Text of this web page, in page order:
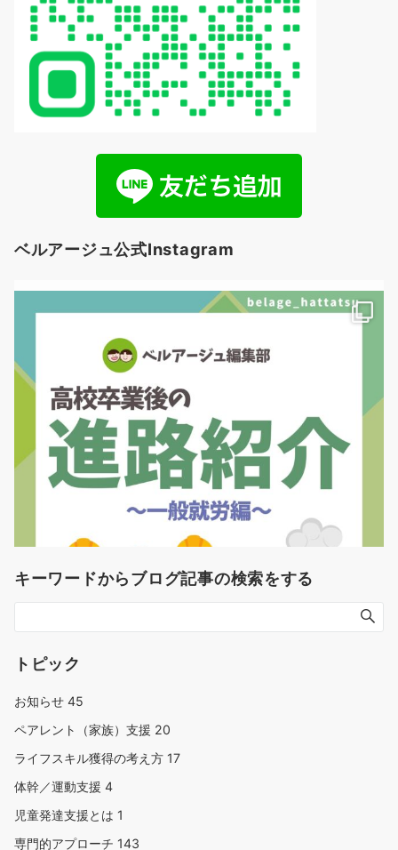
ベルアージュ公式Instagram
キーワードからブログ記事の検索をする
トピック
お知らせ 45
ペアレント（家族）支援 20
ライフスキル獲得の考え方 17
体幹／運動支援 4
児童発達支援とは 1
専門的アプローチ 143